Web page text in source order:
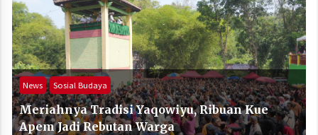
News Sosial Budaya
Meriahnya Tradisi Yaqowiyu, Ribuan Kue
Apem Jadi Rebutan Warga